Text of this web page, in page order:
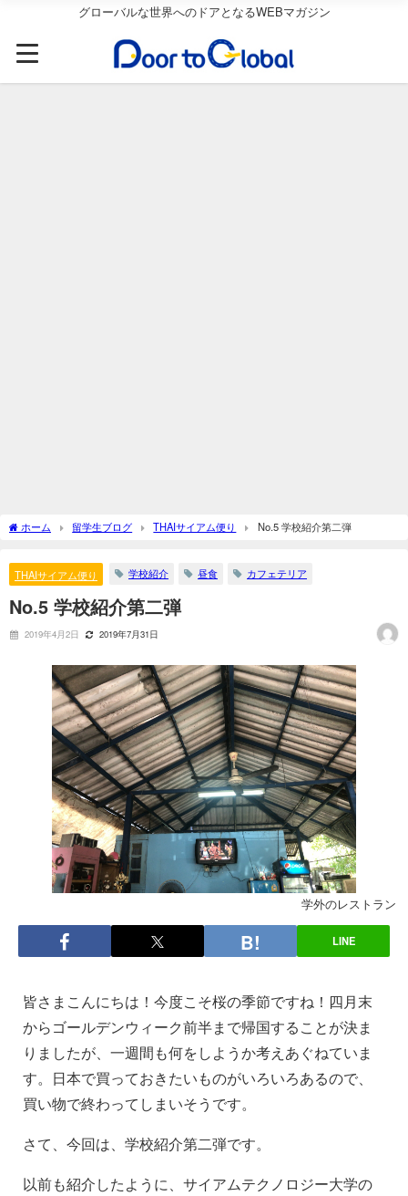
グローバルな世界へのドアとなるWEBマガジン
ホーム 留学生ブログ THAIサイアム便り No.5 学校紹介第二弾
THAIサイアム便り 学校紹介 昼食 カフェテリア
No.5 学校紹介第二弾
2019年4月2日 2019年7月31日
学外のレストラン
LINE
皆さまこんにちは！今度こそ桜の季節ですね！四月末
からゴールデンウィーク前半まで帰国することが決ま
りましたが、一週間も何をしようか考えあぐねていま
す。日本で買っておきたいものがいろいろあるので、
買い物で終わってしまいそうです。
さて、今回は、学校紹介第二弾です。
以前も紹介したように、サイアムテクノロジー大学の